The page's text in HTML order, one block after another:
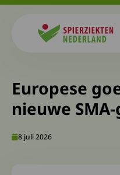
Europese
nieuwe
8 juli 2026